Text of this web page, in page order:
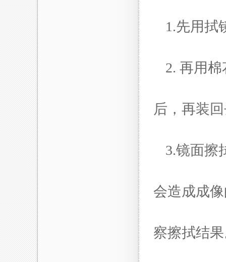
1.先用
2. 再用
后，再
3.镜面擦
会造成成
察擦拭结